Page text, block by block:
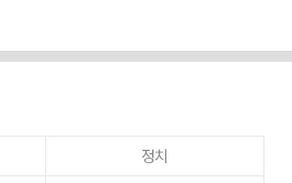
정치